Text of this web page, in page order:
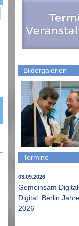
Bildergalerien
Termine
03.09.2026
Gemeinsam
Digital: Berlin
2026